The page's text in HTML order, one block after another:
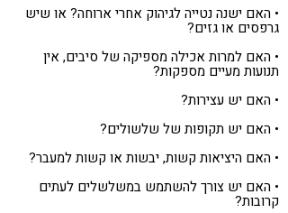
• האם ישנה נטייה לגיהוק אחרי ארוחה? או שיש
גרפסים או גזים?
• האם למרות אכילה מספיקה של סיבים, אין
תנועות מעיים מספקות?
• האם יש עצירות?
• האם יש תקופות של שלשולים?
• האם היציאות קשות, יבשות או קשות למעבר?
• האם יש צורך להשתמש במשלשלים לעתים
קרובות?